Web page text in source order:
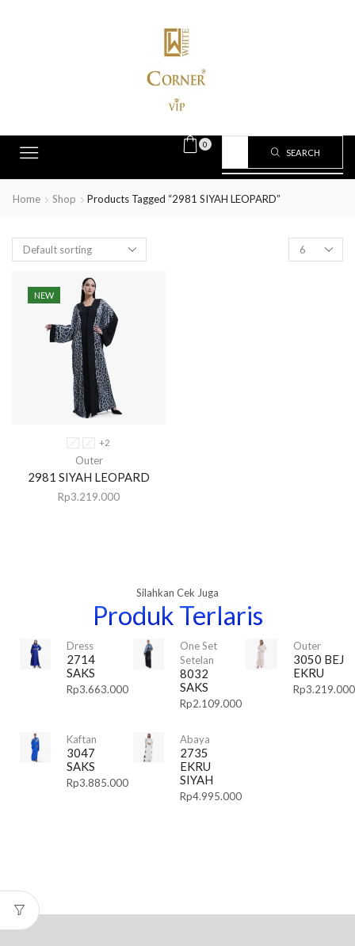
0
SEARCH
Home Shop Products Tagged “2981 SIYAH LEOPARD”
NEW
1 2 +2
Outer
2981 SIYAH LEOPARD
Rp3.219.000
Silahkan Cek Juga
Produk Terlaris
Dress
2714
SAKS
Rp3.663.000
One Set
Setelan
8032
SAKS
Rp2.109.000
Outer
3050 BEJ
EKRU
Rp3.219.000
Kaftan
3047
SAKS
Rp3.885.000
Abaya
2735
EKRU
SIYAH
Rp4.995.000